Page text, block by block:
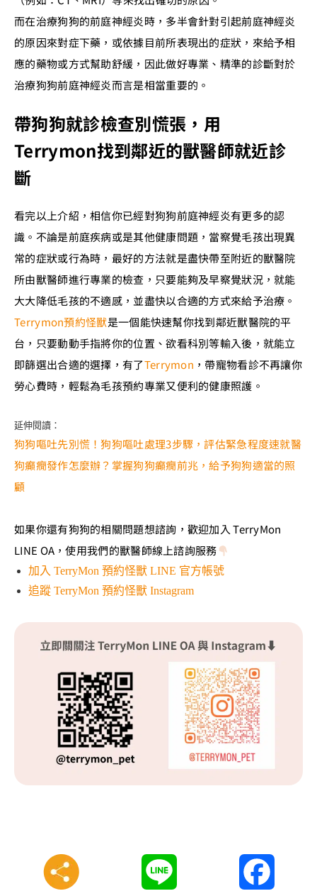
而在治療狗狗的前庭神經炎時，多半會針對引起前庭神經炎
的原因來對症下藥，或依據目前所表現出的症狀，來給予相
應的藥物或方式幫助舒緩，因此做好專業、精準的診斷對於
治療狗狗前庭神經炎而言是相當重要的。
帶狗狗就診檢查別慌張，用
Terrymon找到鄰近的獸醫師就近診
斷
看完以上介紹，相信你已經對狗狗前庭神經炎有更多的認
識。不論是前庭疾病或是其他健康問題，當察覺毛孩出現異
常的症狀或行為時，最好的方法就是盡快帶至附近的獸醫院
所由獸醫師進行專業的檢查，只要能夠及早察覺狀況，就能
大大降低毛孩的不適感，並盡快以合適的方式來給予治療。
Terrymon預約怪獸是一個能快速幫你找到鄰近獸醫院的平
台，只要動動手指將你的位置、欲看科別等輸入後，就能立
即篩選出合適的選擇，有了Terrymon ，帶寵物看診不再讓你
勞心費時，輕鬆為毛孩預約專業又便利的健康照護。
延伸閱讀：
狗狗嘔吐先別慌！狗狗嘔吐處理3步驟，評估緊急程度速就醫
狗癲癇發作怎麼辦？掌握狗狗癲癇前兆，給予狗狗適當的照
顧
如果你還有狗狗的相關問題想諮詢，歡迎加入 TerryMon
LINE OA，使用我們的獸醫師線上諮詢服務
加入 TerryMon 預約怪獸 LINE 官方帳號
追蹤 TerryMon 預約怪獸 Instagram